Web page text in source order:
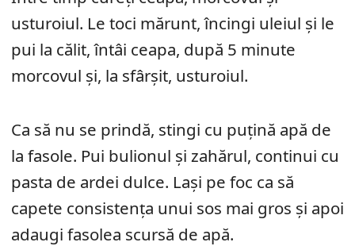
usturoiul. Le toci mărunt, încingi uleiul și le
pui la călit, întâi ceapa, după 5 minute
morcovul și, la sfârșit, usturoiul.
Ca să nu se prindă, stingi cu puțină apă de
la fasole. Pui bulionul şi zahărul, continui cu
pasta de ardei dulce. Lași pe foc ca să
capete consistența unui sos mai gros și apoi
adaugi fasolea scursă de apă.